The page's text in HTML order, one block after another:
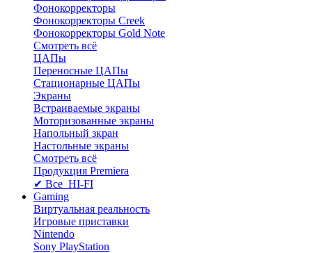
Фонокорректоры
Фонокорректоры Creek
Фонокорректоры Gold Note
Смотреть всё
ЦАПы
Переносные ЦАПы
Стационарные ЦАПы
Экраны
Встраиваемые экраны
Моторизованные экраны
Напольный зкран
Настольные экраны
Смотреть всё
Продукция Premiera
✔ Все HI-FI
Gaming
Виртуальная реальность
Игровые приставки
Nintendo
Sony PlayStation